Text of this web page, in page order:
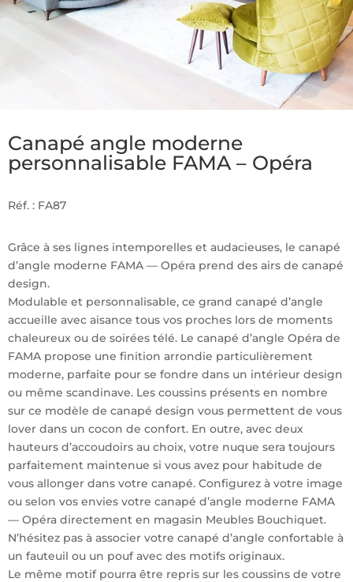
Canapé angle moderne
personnalisable FAMA – Opéra
Réf. : FA87
Grâce à ses lignes intemporelles et audacieuses, le canapé
d’angle moderne FAMA — Opéra prend des airs de canapé
design.
Modulable et personnalisable, ce grand canapé d’angle
accueille avec aisance tous vos proches lors de moments
chaleureux ou de soirées télé. Le canapé d’angle Opéra de
FAMA propose une finition arrondie particulièrement
moderne, parfaite pour se fondre dans un intérieur design
ou même scandinave. Les coussins présents en nombre
sur ce modèle de canapé design vous permettent de vous
lover dans un cocon de confort. En outre, avec deux
hauteurs d’accoudoirs au choix, votre nuque sera toujours
parfaitement maintenue si vous avez pour habitude de
vous allonger dans votre canapé. Configurez à votre image
ou selon vos envies votre canapé d’angle moderne FAMA
— Opéra directement en magasin Meubles Bouchiquet.
N’hésitez pas à associer votre canapé d’angle confortable à
un fauteuil ou un pouf avec des motifs originaux.
Le même motif pourra être repris sur les coussins de votre